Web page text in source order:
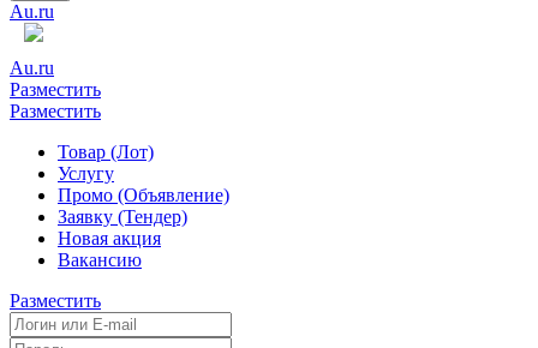
Au.ru
Au.ru
Разместить
Разместить
Товар (Лот)
Услугу
Промо (Объявление)
Заявку (Тендер)
Новая акция
Вакансию
Разместить